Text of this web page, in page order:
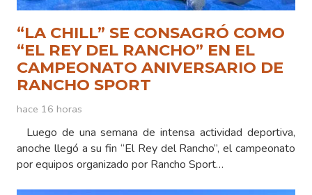
“LA CHILL” SE CONSAGRÓ COMO
“EL REY DEL RANCHO” EN EL
CAMPEONATO ANIVERSARIO DE
RANCHO SPORT
hace 16 horas
Luego de una semana de intensa actividad deportiva,
anoche llegó a su fin “El Rey del Rancho”, el campeonato
por equipos organizado por Rancho Sport…